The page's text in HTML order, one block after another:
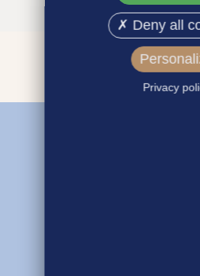
Deny all
Privacy